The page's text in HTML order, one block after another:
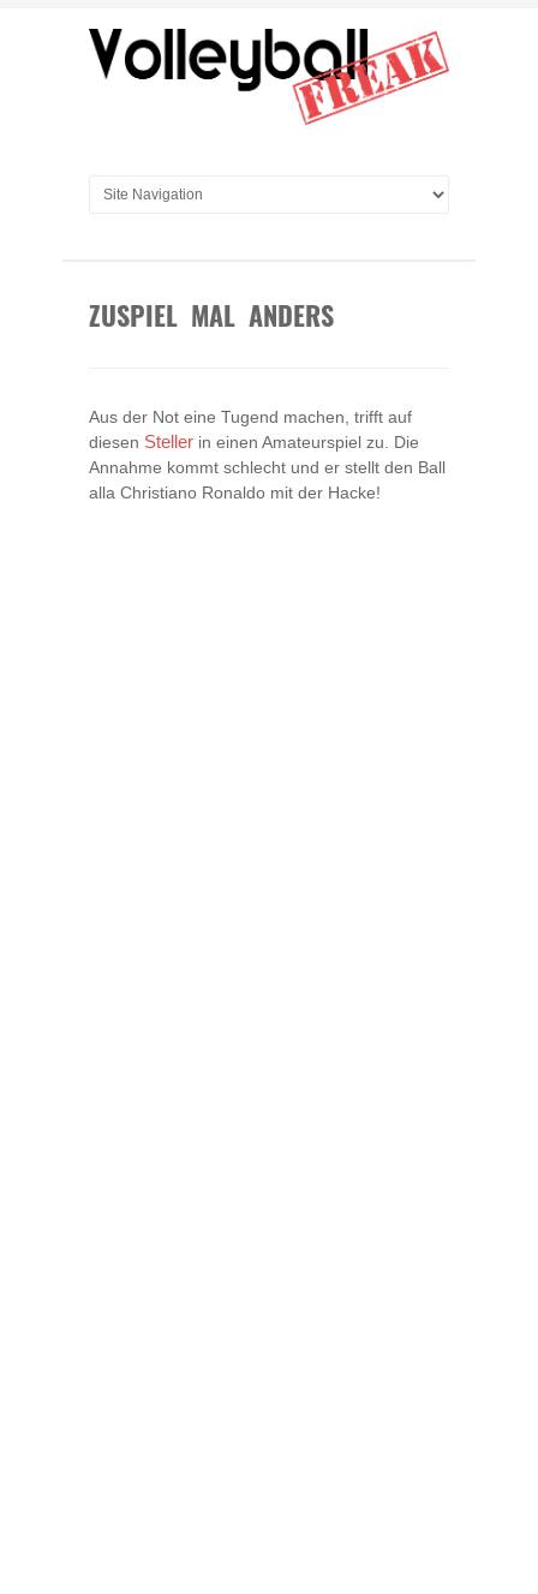
ZUSPIEL MAL ANDERS
Aus der Not eine Tugend machen, trifft auf
diesen Steller in einen Amateurspiel zu. Die
Annahme kommt schlecht und er stellt den Ball
alla Christiano Ronaldo mit der Hacke!